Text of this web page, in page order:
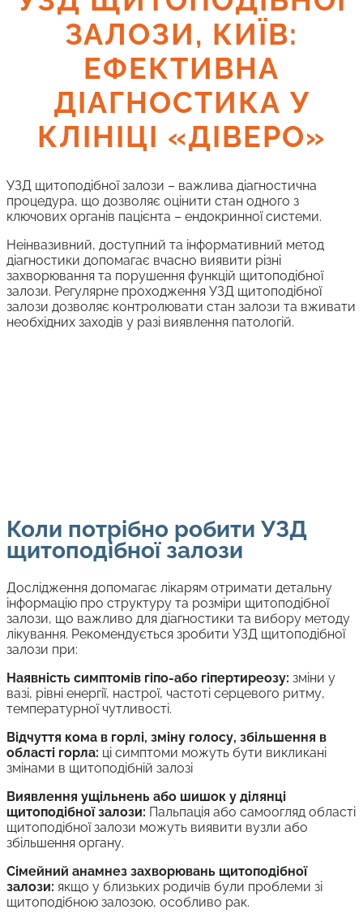
ЗАЛОЗИ, КИЇВ:
ЕФЕКТИВНА
ДІАГНОСТИКА У
КЛІНІЦІ «ДІВЕРО»
УЗД щитоподібної залози – важлива діагностична
процедура, що дозволяє оцінити стан одного з
ключових органів пацієнта – ендокринної системи.
Неінвазивний, доступний та інформативний метод
діагностики допомагає вчасно виявити різні
захворювання та порушення функцій щитоподібної
залози. Регулярне проходження УЗД щитоподібної
залози дозволяє контролювати стан залози та вживати
необхідних заходів у разі виявлення патологій.
Коли потрібно робити УЗД
щитоподібної залози
Дослідження допомагає лікарям отримати детальну
інформацію про структуру та розміри щитоподібної
залози, що важливо для діагностики та вибору методу
лікування. Рекомендується зробити УЗД щитоподібної
залози при:
Наявність симптомів гіпо-або гіпертиреозу: зміни у
вазі, рівні енергії, настрої, частоті серцевого ритму,
температурної чутливості.
Відчуття кома в горлі, зміну голосу, збільшення в
області горла: ці симптоми можуть бути викликані
змінами в щитоподібній залозі
Виявлення ущільнень або шишок у ділянці
щитоподібної залози: Пальпація або самоогляд області
щитоподібної залози можуть виявити вузли або
збільшення органу.
Сімейний анамнез захворювань щитоподібної
залози: якщо у близьких родичів були проблеми зі
щитоподібною залозою, особливо рак.